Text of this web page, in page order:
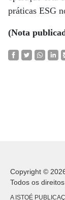
práticas ESG
(Nota
Copyright ©
Todos os
A ISTOÉ